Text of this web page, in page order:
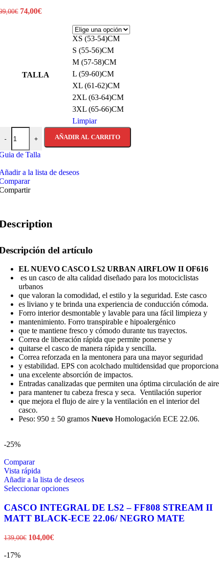
€ El
74,00€El
TALLA
XS (53-54)CM
S (55-56)CM
M (57-58)CM
L (59-60)CM
XL (61-62)CM
2XL (63-64)CM
3XL (65-66)CM
Limpiar
-
JET LS2-OF616 AIRFLOW II COVER WHITE
+ AÑADIR AL CARRITO
de Talla
a la lista de deseos
del artículo
EL NUEVO CASCO LS2 URBAN AIRFLOW II OF616
es un casco de alta calidad diseñado para los motociclistas
urbanos
que valoran la comodidad, el estilo y la seguridad. Este casco
es liviano y te brinda una experiencia de conducción cómoda.
Forro interior desmontable y lavable para una fácil limpieza y
mantenimiento. Forro transpirable e hipoalergénico
que te mantiene fresco y cómodo durante tus trayectos.
Correa de liberación rápida que permite ponerse y
quitarse el casco de manera rápida y sencilla.
Correa reforzada en la mentonera para una mayor seguridad
y estabilidad. EPS con acolchado multidensidad que proporciona
una excelente absorción de impactos.
Entradas canalizadas que permiten una óptima circulación de aire
para mantener tu cabeza fresca y seca. Ventilación superior
que mejora el flujo de aire y la ventilación en el interior del
casco.
Peso: 950 ± 50 gramos Nuevo Homologación ECE 22.06.
-25%
Comparar
Vista rápida
Añadir a la lista de deseos
Seleccionar opcionesEste
tiene
múltiples
variantes.
CASCO INTEGRAL DE LS2 – FF808 STREAM II
MATT BLACK-ECE 22.06/ NEGRO MATE
139,00€ El
104,00€El
-17%